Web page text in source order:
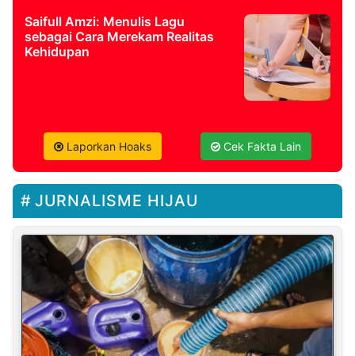
Saifull Amzi: Menulis Lagu
sebagai Cara Merekam Realitas
Kehidupan
Laporkan Hoaks Cek Fakta Lain
JURNALISME HIJAU